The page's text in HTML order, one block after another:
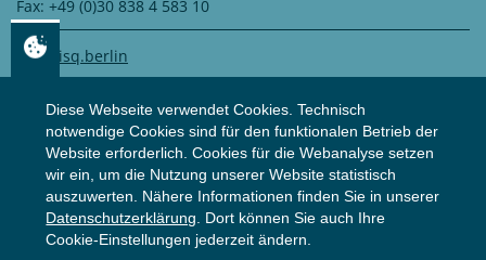
Fax: +49 (0)30 838 4 583 10
info@isq.berlin
DATENSCHUTZ
Zertifiziert durch
WS Datenschutz GmbH
Zur Datenschutzerklärung
Diese Webseite verwendet Cookies. Technisch
notwendige Cookies sind für den funktionalen Betrieb der
Website erforderlich. Cookies für die Webanalyse setzen
wir ein, um die Nutzung unserer Website statistisch
auszuwerten. Nähere Informationen finden Sie in unserer
Datenschutzerklärung . Dort können Sie auch Ihre
Cookie-Einstellungen jederzeit ändern.